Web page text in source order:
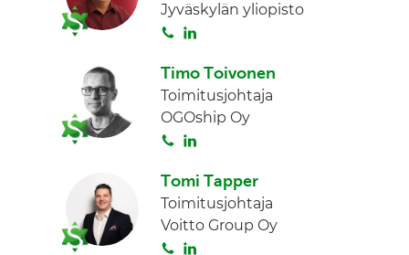
a e
n
Jyväskylän yliopisto
S
i
t
a
n
k
e
n
Timo Toivonen
Toimitusjohtaja
OGOship Oy
S
i
t
a
n
k
e
Tomi Tapper
Toimitusjohtaja
Voitto Group Oy
S